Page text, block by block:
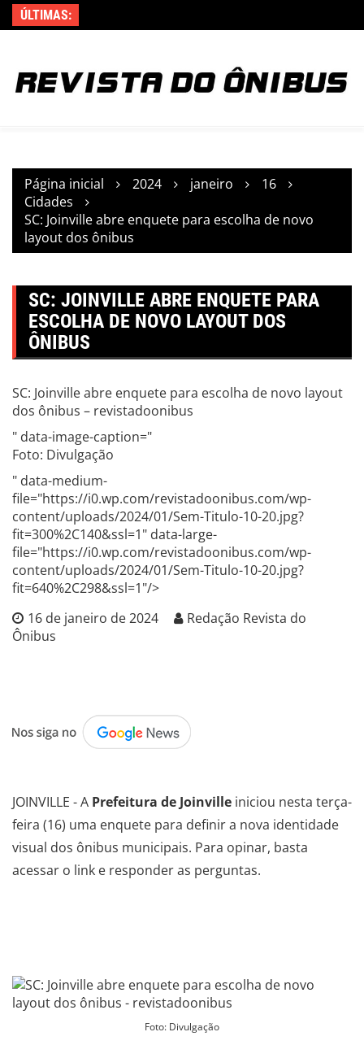
para
ÚLTIMAS:
Página inicial 2024 janeiro
16
Cidades
SC: Joinville abre enquete para escolha de novo
layout dos ônibus
SC: JOINVILLE ABRE ENQUETE PARA
ESCOLHA DE NOVO LAYOUT DOS
ÔNIBUS
SC: Joinville abre enquete para escolha de novo layout
dos ônibus – revistadoonibus
" data-image-caption="
Foto: Divulgação
" data-medium-
file="https://i0.wp.com/revistadoonibus.com/wp-
content/uploads/2024/01/Sem-Titulo-10-20.jpg?
fit=300%2C140&ssl=1" data-large-
file="https://i0.wp.com/revistadoonibus.com/wp-
content/uploads/2024/01/Sem-Titulo-10-20.jpg?
fit=640%2C298&ssl=1"/>
16 de janeiro de 2024
Redação Revista do
Ônibus
JOINVILLE - A Prefeitura de Joinville iniciou nesta terça-
feira (16) uma enquete para definir a nova identidade
visual dos ônibus municipais. Para opinar, basta
acessar o link e responder as perguntas.
Foto: Divulgação